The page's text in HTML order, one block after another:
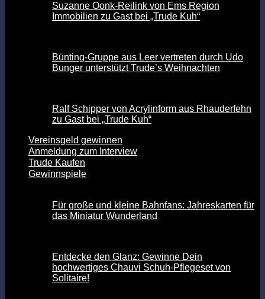
Suzanne Oonk-Reilink von Ems Region
Immobilien zu Gast bei „Trude Kuh“
Bünting-Gruppe aus Leer vertreten durch Udo
Bunger unterstützt Trude’s Weihnachten
Ralf Schipper von Acrylinform aus Rhauderfehn
zu Gast bei „Trude Kuh“
Vereinsgeld gewinnen
Anmeldung zum Interview
Trude Kaufen
Gewinnspiele
Für große und kleine Bahnfans: Jahreskarten für
das Miniatur Wunderland
Entdecke den Glanz: Gewinne Dein
hochwertiges Chauvi Schuh-Pflegeset von
Solitaire!